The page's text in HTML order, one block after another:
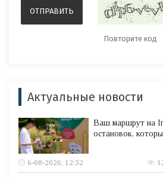
Актуальные новости
Ваш маршрут на
остановок,
6-08-2026, 12:32